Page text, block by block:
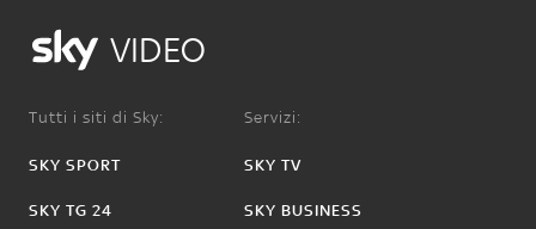
VIDEO
Tutti i siti di Sky:
SKY SPORT
SKY TG 24
Servizi:
SKY TV
SKY BUSINESS